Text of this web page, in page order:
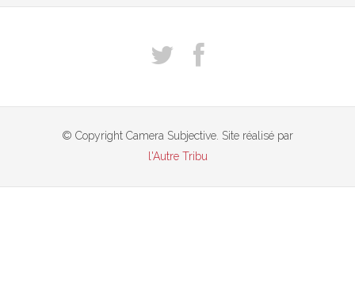
© Copyright Camera Subjective. Site réalisé par
l'Autre Tribu